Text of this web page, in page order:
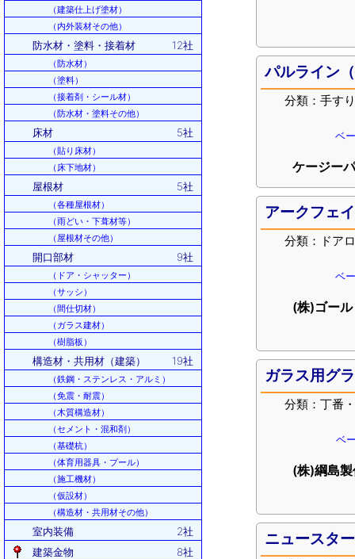
（建築仕上げ塗材）
（内外装材その他）
防水材・塗料・接着材 12社
（防水材）
（塗料）
（接着剤・シール材）
（防水材・塗料その他）
床材 5社
（貼り床材）
（床下地材）
屋根材 5社
（各種屋根材）
（雨どい・下葺材等）
（屋根材その他）
開口部材 9社
（ドア・シャッター）
（サッシ）
（間仕切材）
（ガラス建材）
（樹脂板）
構造材・共用材（建築） 19社
（鉄鋼・ステンレス・アルミ）
（免震・耐震）
（木質構造材）
（セメント・混和剤）
（基礎杭）
（体育用器具・プール）
（施工機材）
（仮設材）
（構造材・共用材その他）
室内装備
2社
建築金物
8社
パルライン
分類：手す
ベ
ケージー
アークフェ
分類：ドア
ベ
(株)ゴール
ガラス用グ
分類：丁番
ベ
(株)綱島
ニュースター